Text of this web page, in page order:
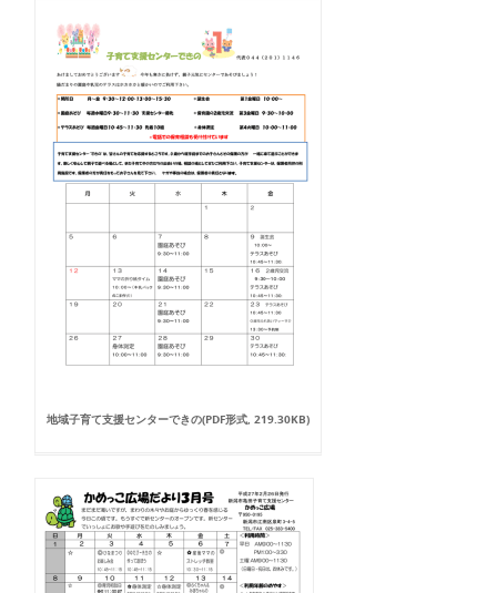
地域子育て支援センターできの(PDF形式, 219.30KB)